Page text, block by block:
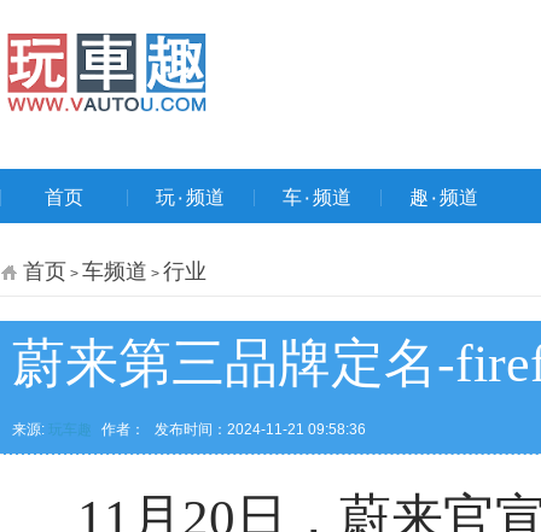
首页 玩۰频道 车۰频道 趣۰频道
首页 > 车频道 > 行业
蔚来第三品牌定名-
来源: 玩车趣 作者： 发布时间：2024-11-21 09:58:36
11月20日，蔚来官